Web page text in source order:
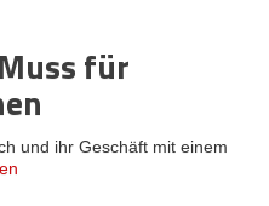
für
und ihr Geschäft mit einem